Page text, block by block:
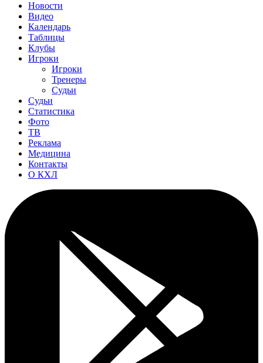
Новости
Видео
Календарь
Таблицы
Клубы
Игроки
Игроки
Тренеры
Судьи
Судьи
Статистика
Фото
ТВ
Реклама
Медицина
Контакты
О КХЛ